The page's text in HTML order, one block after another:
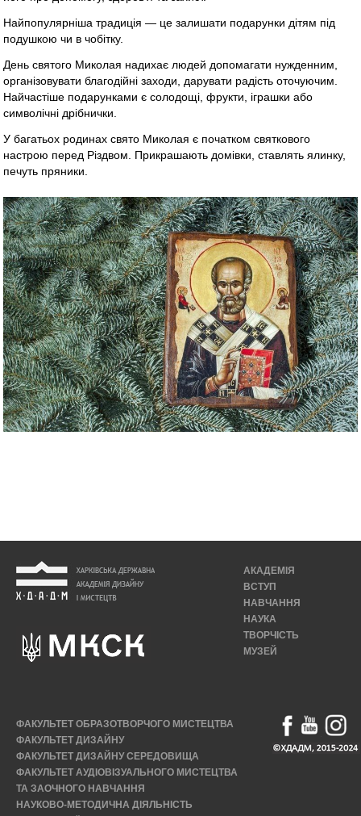
Найпопулярніша традиція — це залишати подарунки дітям під
подушкою чи в чобітку.
День святого Миколая надихає людей допомагати нужденним,
організовувати благодійні заходи, дарувати радість оточуючим.
Найчастіше подарунками є солодощі, фрукти, іграшки або
символічні дрібнички.
У багатьох родинах свято Миколая є початком святкового
настрою перед Різдвом. Прикрашають домівки, ставлять ялинку,
печуть пряники.
АКАДЕМІЯ
ВСТУП
НАВЧАННЯ
НАУКА
ТВОРЧІСТЬ
МУЗЕЙ
ФАКУЛЬТЕТ ОБРАЗОТВОРЧОГО МИСТЕЦТВА
ФАКУЛЬТЕТ ДИЗАЙНУ
ФАКУЛЬТЕТ ДИЗАЙНУ СЕРЕДОВИЩА
ФАКУЛЬТЕТ АУДІОВІЗУАЛЬНОГО МИСТЕЦТВА
ТА ЗАОЧНОГО НАВЧАННЯ
НАУКОВО-МЕТОДИЧНА ДІЯЛЬНІСТЬ